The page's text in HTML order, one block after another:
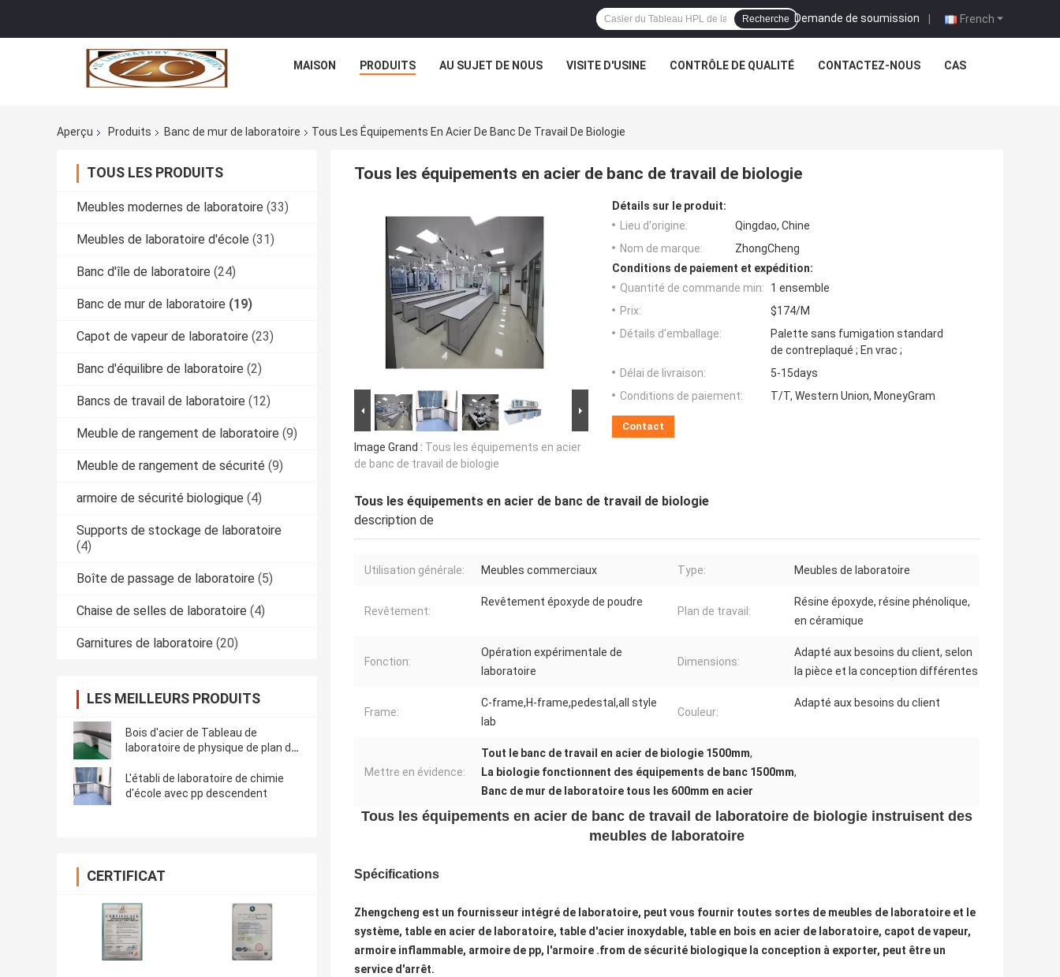
French
Demande de soumission |
Recherche
MAISON PRODUITS AU SUJET DE NOUS VISITE D'USINE CONTRÔLE DE QUALITÉ CONTACTEZ-NOUS CAS
Aperçu Produits Banc de mur de laboratoire Tous Les Équipements En Acier De Banc De Travail De Biologie
TOUS LES PRODUITS
Meubles modernes de laboratoire (33)
Meubles de laboratoire d'école (31)
Banc d'île de laboratoire (24)
Banc de mur de laboratoire (19)
Capot de vapeur de laboratoire (23)
Banc d'équilibre de laboratoire (2)
Bancs de travail de laboratoire (12)
Meuble de rangement de laboratoire (9)
Meuble de rangement de sécurité (9)
armoire de sécurité biologique (4)
Supports de stockage de laboratoire
(4)
Boîte de passage de laboratoire (5)
Chaise de selles de laboratoire (4)
Garnitures de laboratoire (20)
LES MEILLEURS PRODUITS
Bois d'acier de Tableau de
laboratoire de physique de plan de
L'établi de laboratoire de chimie
d'école avec pp descendent
CERTIFICAT
Tous les équipements en acier de banc de travail de biologie
Image Grand : Tous les équipements en acier
de banc de travail de biologie
Détails sur le produit:
Lieu d'origine:
Qingdao, Chine
Nom de marque:
ZhongCheng
Conditions de paiement et expédition:
Quantité de commande min:
1 ensemble
Prix:
$174/M
Détails d'emballage:
Palette sans fumigation standard
de contreplaqué ; En vrac ;
Délai de livraison:
5-15days
Conditions de paiement:
T/T, Western Union, MoneyGram
Contact
Tous les équipements en acier de banc de travail de biologie
description de
Utilisation générale: Meubles commerciaux Type: Meubles de laboratoire
Revêtement:
Revêtement époxyde de poudre
Plan de travail:
Résine époxyde, résine phénolique,
en céramique
Fonction:
Opération expérimentale de
laboratoire
Dimensions:
Adapté aux besoins du client, selon
la pièce et la conception différentes
Frame:
C-frame,H-frame,pedestal,all style
lab
Couleur:
Adapté aux besoins du client
Mettre en évidence:
Tout le banc de travail en acier de biologie 1500mm,
La biologie fonctionnent des équipements de banc 1500mm,
Banc de mur de laboratoire tous les 600mm en acier
Tous les équipements en acier de banc de travail de laboratoire de biologie instruisent des
meubles de laboratoire
Spécifications
Zhengcheng est un fournisseur intégré de laboratoire, peut vous fournir toutes sortes de meubles de laboratoire et le
système, table en acier de laboratoire, table d'acier inoxydable, table en bois en acier de laboratoire, capot de vapeur,
armoire inflammable, armoire de pp, l'armoire .from de sécurité biologique la conception à exporter, peut être un
service d'arrêt.